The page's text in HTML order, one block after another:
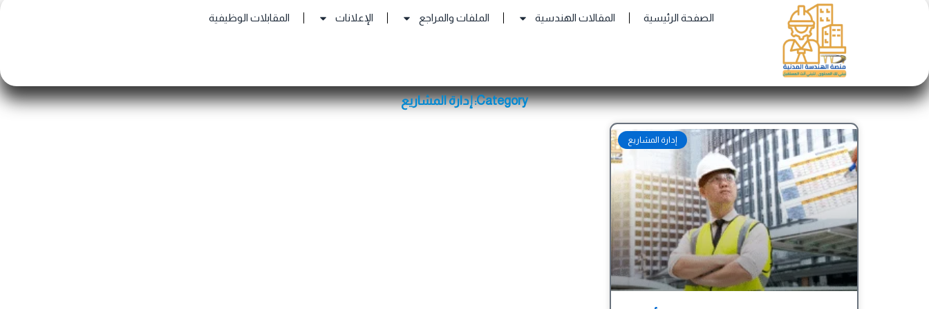
Skip
الصفحة الرئيسية المقالات الهندسية الملفات والمراجع الإعلانات المقابلات الوظيفية
Category: إدارة المشاريع
إدارة المشاريع